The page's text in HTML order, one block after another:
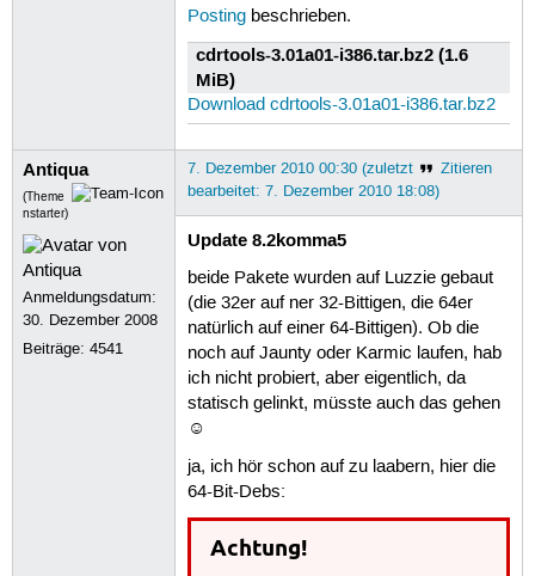
Postingbeschrieben.
cdrtools-3.01a01-i386.tar.bz2 (1.6
MiB)
Download cdrtools-3.01a01-i386.tar.bz2
Antiqua
(Theme
nstarter)
Anmeldungsdatum:
30. Dezember 2008
Beiträge:4541
Zitieren
7. Dezember 2010 00:30 (zuletzt
bearbeitet: 7. Dezember 2010 18:08)
Update 8.2komma5
beide Pakete wurden auf Luzzie gebaut
(die 32er auf ner 32-Bittigen, die 64er
natürlich auf einer 64-Bittigen). Ob die
noch auf Jaunty oder Karmic laufen, hab
ich nicht probiert, aber eigentlich, da
statisch gelinkt, müsste auch das gehen
☺
ja, ich hör schon auf zu laabern, hier die
64-Bit-Debs:
Achtung!